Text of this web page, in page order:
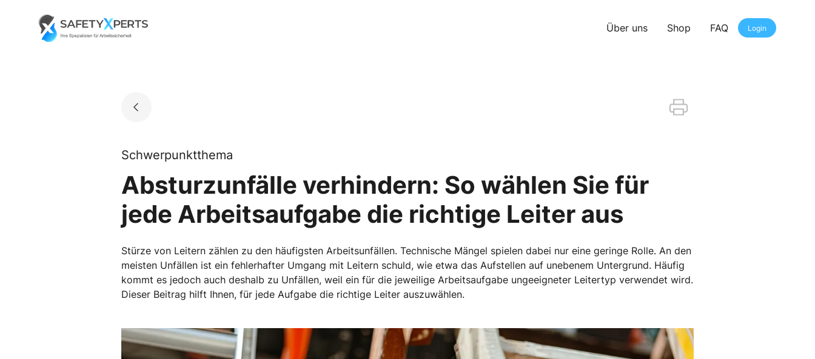
Go to landing page.
Über uns Shop FAQ Login
Schwerpunktthema
Absturzunfälle verhindern: So wählen Sie für
jede Arbeitsaufgabe die richtige Leiter aus
Stürze von Leitern zählen zu den häufigsten Arbeitsunfällen. Technische Mängel spielen dabei nur eine geringe Rolle. An den
meisten Unfällen ist ein fehlerhafter Umgang mit Leitern schuld, wie etwa das Aufstellen auf unebenem Untergrund. Häufig
kommt es jedoch auch deshalb zu Unfällen, weil ein für die jeweilige Arbeitsaufgabe ungeeigneter Leitertyp verwendet wird.
Dieser Beitrag hilft Ihnen, für jede Aufgabe die richtige Leiter auszuwählen.